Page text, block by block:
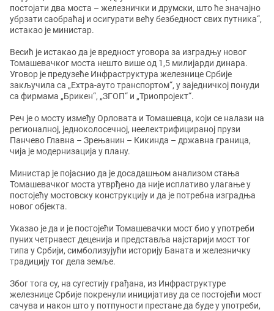
постојати два моста – железнички и друмски, што ће значајно
убрзати саобраћај и осигурати већу безбедност свих путника“,
истакао је министар.
Весић је истакао да је вредност уговора за изградњу новог
Томашевачког моста нешто више од 1,5 милијарди динара.
Уговор је предузеће Инфраструктура железнице Србије
закључила са „Еxтра-ауто транспортом“, у заједничкој понуди
са фирмама „Брикен“, „ЗГОП“ и „Триопројект“.
Реч је о мосту између Орловата и Томашевца, који се налази на
регионалној, једноколосечној, неелектрифицираној прузи
Панчево Главна – Зрењанин – Кикинда – државна граница,
чија је модернизација у плану.
Министар је појаснио да је досадашњом анализом стања
Томашевачког моста утврђено да није исплативо улагање у
постојећу мостовску конструкцију и да је потребна изградња
новог објекта.
Указао је да и је постојећи Томашевачки мост био у употреби
пуних четрнаест деценија и представља најстарији мост тог
типа у Србији, симболизујући историју Баната и железничку
традицију тог дела земље.
Због тога су, на сугестију грађана, из Инфраструктуре
железнице Србије покренули иницијативу да се постојећи мост
сачува и након што у потпуности престане да буде у употреби,